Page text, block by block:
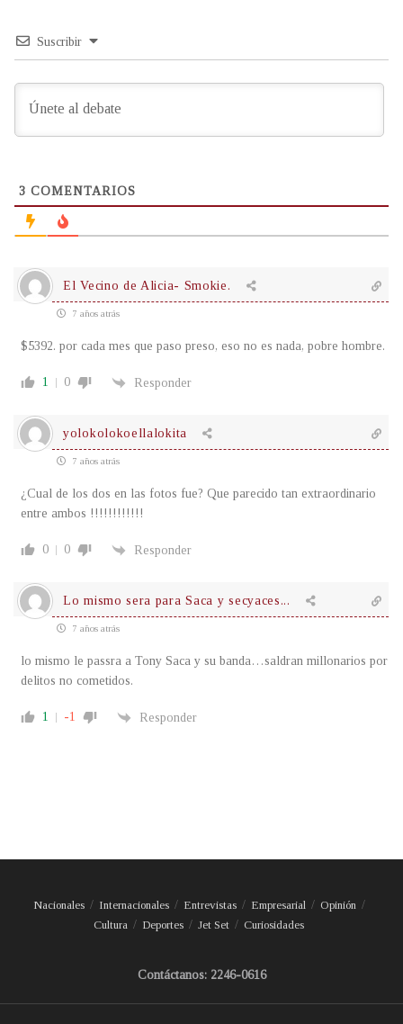
Suscribir
3 COMENTARIOS
El Vecino de Alicia- Smokie.
7 años atrás
$5392. por cada mes que paso preso, eso no es nada, pobre hombre.
1 0 Responder
yolokolokoellalokita
7 años atrás
¿Cual de los dos en las fotos fue? Que parecido tan extraordinario
entre ambos !!!!!!!!!!!!
0 0 Responder
Lo mismo sera para Saca y secyaces...
7 años atrás
lo mismo le passra a Tony Saca y su banda…saldran millonarios por
delitos no cometidos.
1 -1 Responder
Nacionales Internacionales Entrevistas Empresarial
Opinión
Cultura
Deportes Jet Set Curiosidades
Contáctanos: 2246-0616